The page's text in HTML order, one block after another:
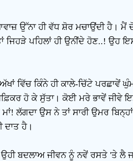
ਉੱਨਾ ਹੀ ਵੱਧ ਸ਼ੋਰ ਮਚਾਉਂਦੀ ਹੈ।
ਜਿਹੜੇ ਪਹਿਲਾਂ ਹੀ ਉਨੀਂਦੇ ਹੋਣ..!
ਵਿੱਚ ਕਿੰਨੇ ਹੀ ਕਾਲੇ-ਚਿੱਟੇ ਪਰਛਾਵੇਂ
ਹੋ ਕੇ ਸੁੱਤਾ। ਕੋਈ ਮਰੇ ਭਾਵੇਂ
ਲੱਗਦਾ ਉਸ ਨੇ ਤਾਂ ਸਾਰੀ ਉਮਰ ਬਿਨ੍ਹਾਂ
ਦਾਤ ਹੈ।
ਜੀਵਨ ਨੂੰ ਨਵੇਂ ਰਸਤੇ 'ਤੇ ਲੈ